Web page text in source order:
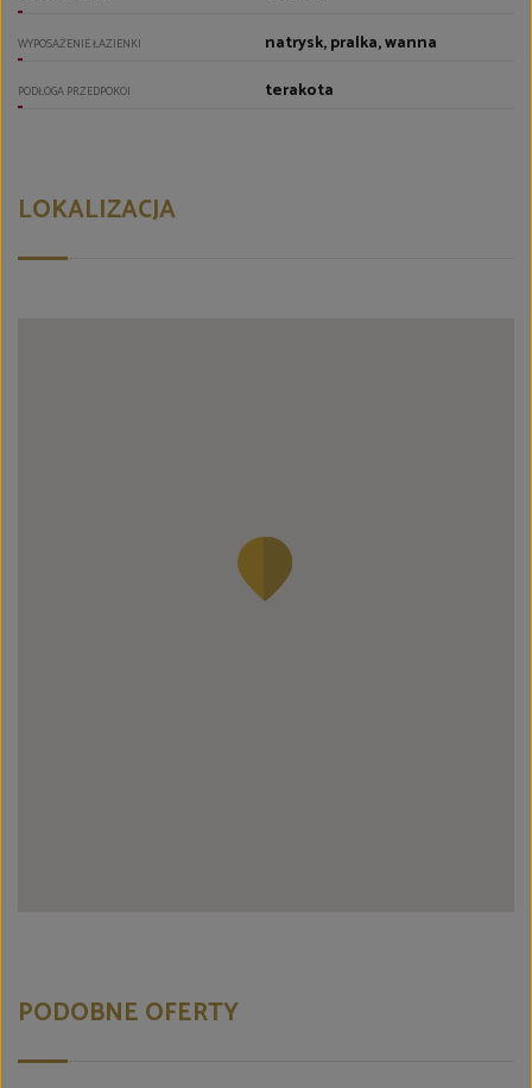
WYPOSAŻENIE ŁAZIENKI natrysk, pralka, wanna
PODŁOGA PRZEDPOKOI terakota
LOKALIZACJA
PODOBNE OFERTY